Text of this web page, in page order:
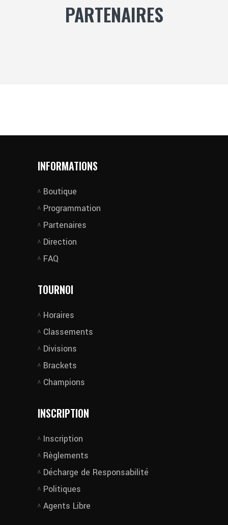
PARTENAIRES
INFORMATIONS
Boutique
Programmation
Partenaires
Direction
FAQ
TOURNOI
Horaires
Classements
Divisions
Brackets
Champions
INSCRIPTION
Inscription
Règlements
Décharge de Responsabilité
Politiques
Agents Libre